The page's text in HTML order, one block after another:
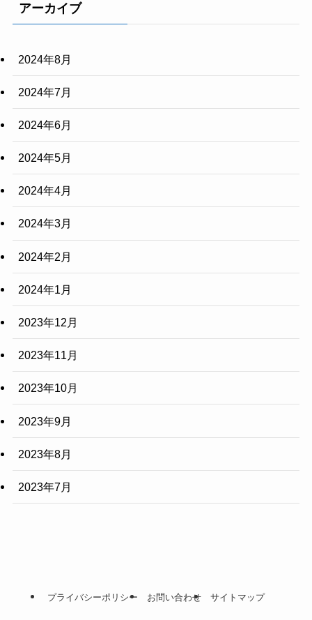
アーカイブ
2024年8月
2024年7月
2024年6月
2024年5月
2024年4月
2024年3月
2024年2月
2024年1月
2023年12月
2023年11月
2023年10月
2023年9月
2023年8月
2023年7月
プライバシーポリシー お問い合わせ サイトマップ